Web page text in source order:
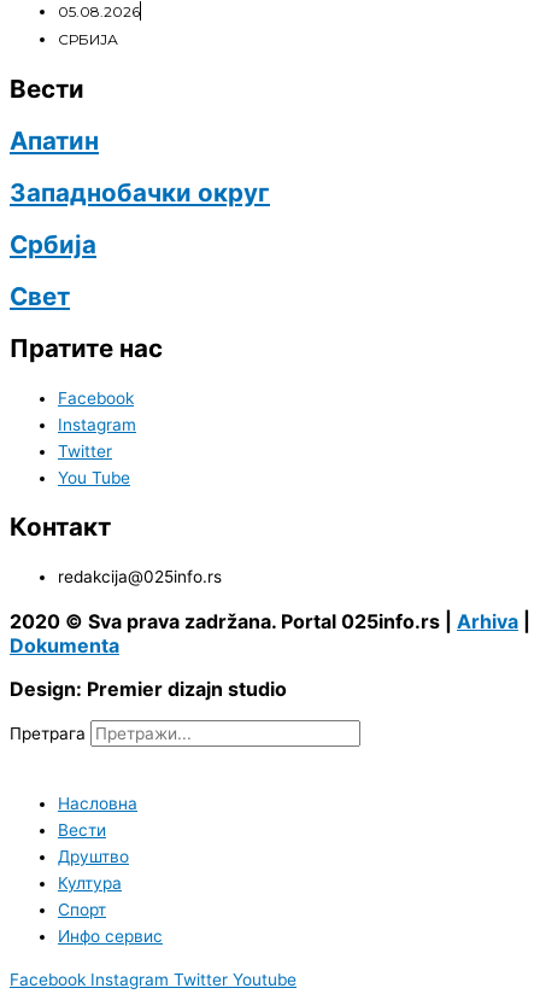
05.08.2026
СРБИЈА
Вести
Апатин
Западнобачки округ
Србија
Свет
Пратите нас
Facebook
Instagram
Twitter
You Tube
Контакт
redakcija@025info.rs
2020 © Sva prava zadržana. Portal 025info.rs | Arhiva
Dokumenta
Design: Premier dizajn studio
Претрага
Насловна
Вести
Друштво
Култура
Спорт
Инфо сервис
Facebook Instagram Twitter Youtube